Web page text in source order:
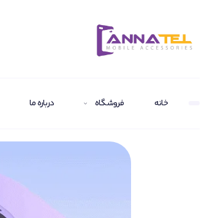
خانه فروشگاه درباره ما